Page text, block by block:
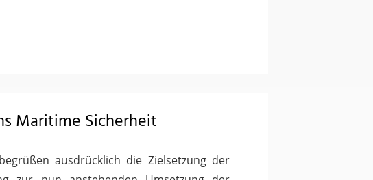
Maritime Sicherheit
ausdrücklich die Zielsetzung der